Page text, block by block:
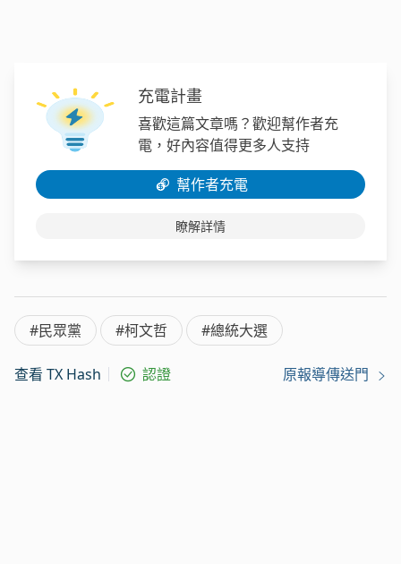
充電計畫
喜歡這篇文章嗎？歡迎幫作者充
電，好內容值得更多人支持
幫作者充電
瞭解詳情
#民眾黨 #柯文哲 #總統大選
查看 TX Hash 認證 原報導傳送門